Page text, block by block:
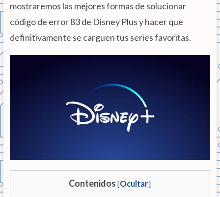
mostraremos las mejores formas de solucionar
código de error 83 de Disney Plus y hacer que
definitivamente se carguen tus series favoritas.
Contenidos [Ocultar]